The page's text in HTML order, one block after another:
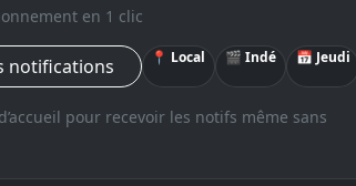
en 1 clic
notifications 📍 Local 🎬 Indé 📅 Jeudi
pour recevoir les notifs même sans